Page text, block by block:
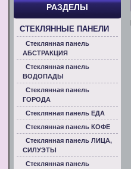
РАЗДЕЛЫ
СТЕКЛЯННЫЕ ПАНЕЛИ
Стеклянная панель
АБСТРАКЦИЯ
Стеклянная панель
ВОДОПАДЫ
Стеклянная панель
ГОРОДА
Стеклянная панель ЕДА
Стеклянная панель КОФЕ
Стеклянная панель ЛИЦА,
СИЛУЭТЫ
Стеклянная панель